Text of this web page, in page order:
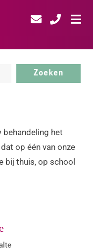
behandeling het
op één van onze
bij thuis, op school